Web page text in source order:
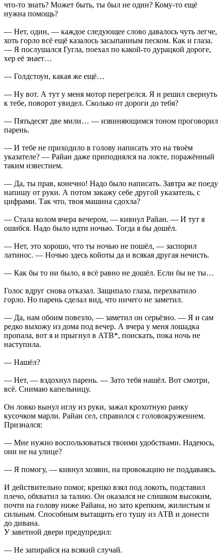
что-то знать? Может быть, ты был не один? Кому-то ещё
нужна помощь?
— Нет, один, — каждое следующее слово давалось чуть легче,
хоть горло всё ещё казалось засыпанным песком. Как и глаза.
— Я послушался Гугла, поехал по какой-то дурацкой дороге,
хер её знает…
— Голдстоун, какая же ещё…
— Ну вот. А тут у меня мотор перегрелся. Я и решил свернуть
к тебе, поворот увидел. Сколько от дороги до тебя?
— Пятьдесят две мили… — извиняющимся тоном проговорил
парень.
— И тебе не приходило в голову написать это на твоём
указателе? — Райан даже приподнялся на локте, поражённый
таким известием.
— Да, ты прав, конечно! Надо было написать. Завтра же поеду
напишу от руки. А потом закажу себе другой указатель, с
цифрами. Так что, твоя машина сдохла?
— Стала колом вчера вечером, — кивнул Райан. — И тут я
ошибся. Надо было идти ночью. Тогда я бы дошёл.
— Нет, это хорошо, что ты ночью не пошёл, — заспорил
латинос. — Ночью здесь койоты да и всякая другая нечисть.
— Как бы то ни было, я всё равно не дошёл. Если бы не ты…
Голос вдруг снова отказал. Защипало глаза, перехватило
горло. Но парень сделал вид, что ничего не заметил.
— Да, нам обоим повезло, — заметил он серьёзно. — Я и сам
редко выхожу из дома под вечер. А вчера у меня лошадка
пропала, вот я и прыгнул в АТВ*, поискать, пока ночь не
наступила.
— Нашёл?
— Нет, — вздохнул парень. — Зато тебя нашёл. Вот смотри,
всё. Снимаю капельницу.
Он ловко вынул иглу из руки, зажал крохотную ранку
кусочком марли. Райан сел, справился с головокружением.
Признался:
— Мне нужно воспользоваться твоими удобствами. Надеюсь,
они не на улице?
— Я помогу, — кивнул хозяин, на провокацию не поддаваясь.
И действительно помог, крепко взял под локоть, подставил
плечо, обхватил за талию. Он оказался не слишком высоким,
почти на голову ниже Райана, но зато крепким, жилистым и
сильным. Способным вытащить его тушу из АТВ и донести
до дивана.
У заветной двери предупредил:
— Не запирайся на всякий случай.